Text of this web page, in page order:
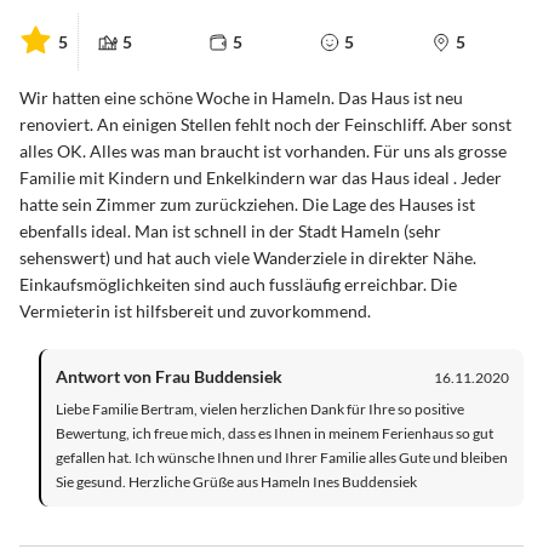
5 5 5 5 5
Wir hatten eine schöne Woche in Hameln. Das Haus ist neu
renoviert. An einigen Stellen fehlt noch der Feinschliff. Aber sonst
alles OK. Alles was man braucht ist vorhanden. Für uns als grosse
Familie mit Kindern und Enkelkindern war das Haus ideal . Jeder
hatte sein Zimmer zum zurückziehen. Die Lage des Hauses ist
ebenfalls ideal. Man ist schnell in der Stadt Hameln (sehr
sehenswert) und hat auch viele Wanderziele in direkter Nähe.
Einkaufsmöglichkeiten sind auch fussläufig erreichbar. Die
Vermieterin ist hilfsbereit und zuvorkommend.
Antwort von Frau Buddensiek
16.11.2020
Liebe Familie Bertram, vielen herzlichen Dank für Ihre so positive
Bewertung, ich freue mich, dass es Ihnen in meinem Ferienhaus so gut
gefallen hat. Ich wünsche Ihnen und Ihrer Familie alles Gute und bleiben
Sie gesund. Herzliche Grüße aus Hameln Ines Buddensiek